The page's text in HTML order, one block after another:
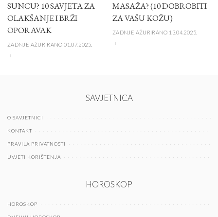
SUNCU? 10 SAVJETA ZA
OLAKŠANJE I BRŽI
OPORAVAK
ZADNJE AŽURIRANO 01.07.2025.
MASAŽA? (10 DOBROBITI
ZA VAŠU KOŽU)
ZADNJE AŽURIRANO 13.04.2025.
SAVJETNICA
O SAVJETNICI
KONTAKT
PRAVILA PRIVATNOSTI
UVJETI KORIŠTENJA
HOROSKOP
HOROSKOP